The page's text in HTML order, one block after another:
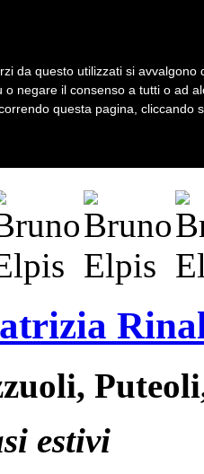
estivi
da questo utilizzati si
o negare il consenso a tutti o ad
questa pagina, cliccando